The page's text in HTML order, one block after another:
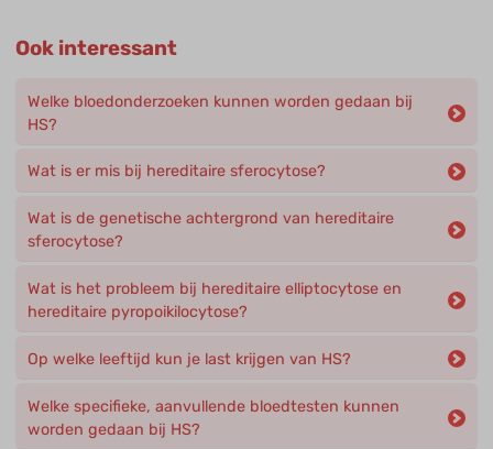
Ook interessant
Welke bloedonderzoeken kunnen worden gedaan bij
HS?
Wat is er mis bij hereditaire sferocytose?
Wat is de genetische achtergrond van hereditaire
sferocytose?
Wat is het probleem bij hereditaire elliptocytose en
hereditaire pyropoikilocytose?
Op welke leeftijd kun je last krijgen van HS?
Welke specifieke, aanvullende bloedtesten kunnen
worden gedaan bij HS?